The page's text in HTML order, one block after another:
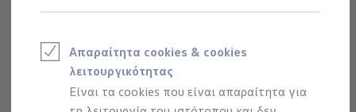
Απαραίτητα cookies & cookies
λειτουργικότητας
Είναι τα cookies που είναι απαραίτητα για
Golf GTE
Νέο Tayron ehybrid
e-Tools για ηλεκτρικά αυτοκίνητα
Προσομοιωτής αυτονομίας
Προσομοιωτής χρόνου φόρτισης
Προσομοιωτής κόστους φόρτισης
υπηρεσία για ηλεκτρικά οχήματα για όλα τα έτη μοντέλου
Service ID., ο συνεργάτης service μπορεί να σας βοηθήσει
να περιορίσετε στο ελάχιστο τις έγνοιες σας, όταν
βρίσκεστε στο δρόμο, καθώς σχεδόν κάθε συνεργείο
Volkswagenδιαθέτει ειδικά καταρτισμένο και